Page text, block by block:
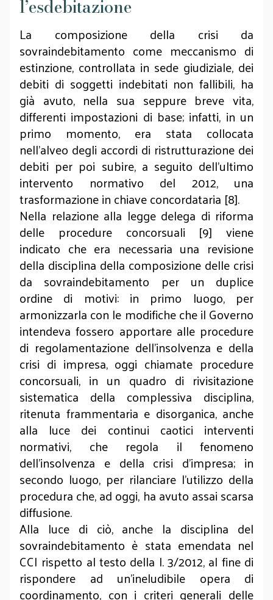
l’esdebitazione
La composizione della crisi da
sovraindebitamento come meccanismo di
estinzione, controllata in sede giudiziale, dei
debiti di soggetti indebitati non fallibili, ha
già avuto, nella sua seppure breve vita,
differenti impostazioni di base; infatti, in un
primo momento, era stata collocata
nell’alveo degli accordi di ristrutturazione dei
debiti per poi subire, a seguito dell’ultimo
intervento normativo del 2012, una
trasformazione in chiave concordataria [8].
Nella relazione alla legge delega di riforma
delle procedure concorsuali [9] viene
indicato che era necessaria una revisione
della disciplina della composizione delle crisi
da sovraindebitamento per un duplice
ordine di motivi: in primo luogo, per
armonizzarla con le modifiche che il Governo
intendeva fossero apportare alle procedure
di regolamentazione dell’insolvenza e della
crisi di impresa, oggi chiamate procedure
concorsuali, in un quadro di rivisitazione
sistematica della complessiva disciplina,
ritenuta frammentaria e disorganica, anche
alla luce dei continui caotici interventi
normativi, che regola il fenomeno
dell’insolvenza e della crisi d’impresa; in
secondo luogo, per rilanciare l’utilizzo della
procedura che, ad oggi, ha avuto assai scarsa
diffusione.
Alla luce di ciò, anche la disciplina del
sovraindebitamento è stata emendata nel
CCI rispetto al testo della l. 3/2012, al fine di
rispondere ad un’ineludibile opera di
coordinamento, con i criteri generali delle